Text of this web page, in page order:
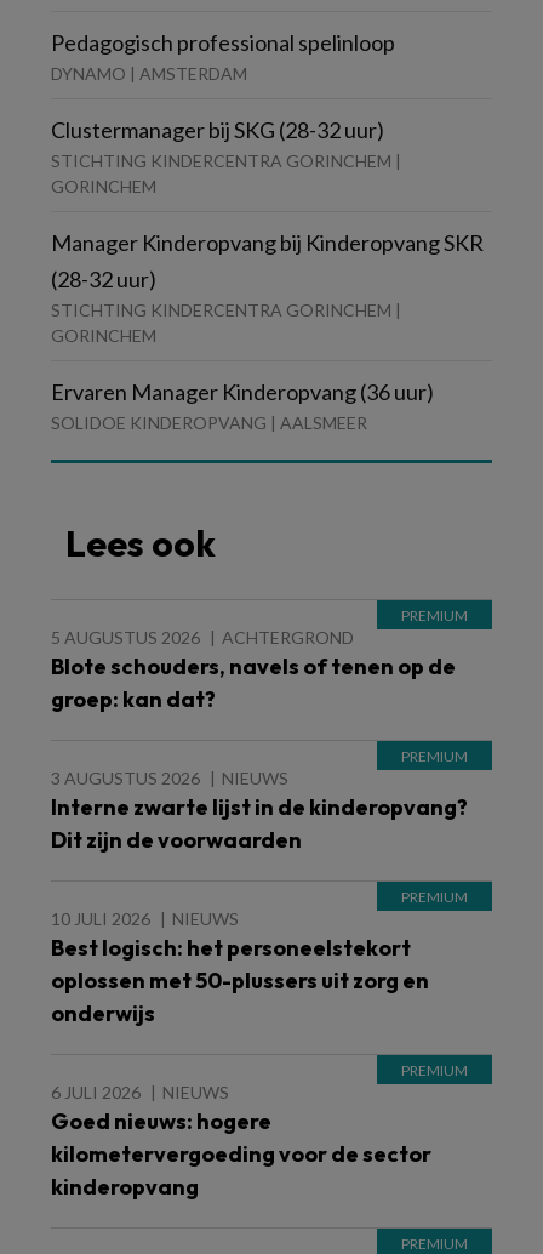
Pedagogisch professional spelinloop
DYNAMO | AMSTERDAM
Clustermanager bij SKG (28-32 uur)
STICHTING KINDERCENTRA GORINCHEM |
GORINCHEM
Manager Kinderopvang bij Kinderopvang SKR
(28-32 uur)
STICHTING KINDERCENTRA GORINCHEM |
GORINCHEM
Ervaren Manager Kinderopvang (36 uur)
SOLIDOE KINDEROPVANG | AALSMEER
Lees ook
5 AUGUSTUS 2026 ACHTERGROND
Blote schouders, navels of tenen op de
groep: kan dat?
3 AUGUSTUS 2026 NIEUWS
Interne zwarte lijst in de kinderopvang?
Dit zijn de voorwaarden
10 JULI 2026 NIEUWS
Best logisch: het personeelstekort
oplossen met 50-plussers uit zorg en
onderwijs
6 JULI 2026 NIEUWS
Goed nieuws: hogere
kilometervergoeding voor de sector
kinderopvang